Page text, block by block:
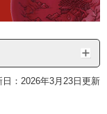
日：2026年3月23日更新